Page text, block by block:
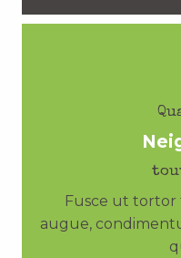
Fusce ut tortor
augue,